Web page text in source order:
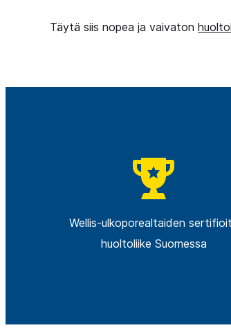
Täytä siis nopea ja vaivaton
Wellis-ulkoporealtaiden
huoltoliike Suomessa